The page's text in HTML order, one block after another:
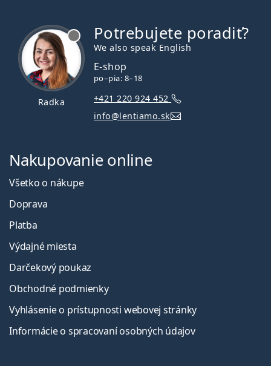
Radka
Potrebujete poradiť?
We also speak English
E-shop
po–pia: 8–18
+421 220 924 452
info@lentiamo.sk
Nakupovanie online
Všetko o nákupe
Doprava
Platba
Výdajné miesta
Darčekový poukaz
Obchodné podmienky
Vyhlásenie o prístupnosti webovej stránky
Informácie o spracovaní osobných údajov